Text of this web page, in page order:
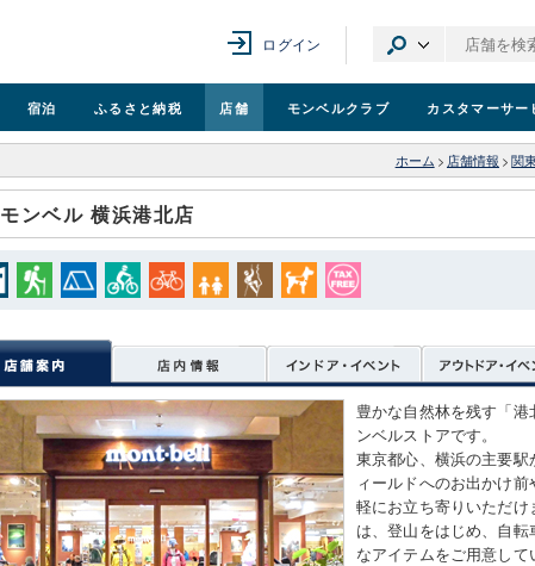
ログイン
宿泊 ふるさと納税 店舗 モンベルクラブ カスタマーサー
ホーム > 店舗情報 > 関
モンベル 横浜港北店
豊かな自然林を残す「
ンベルストアです。
東京都心、横浜の主要
ィールドへのお出かけ
軽にお立ち寄りいただ
は、登山をはじめ、自
なアイテムをご用意して